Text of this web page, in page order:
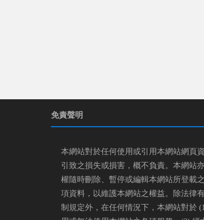
免責聲明
本網站對於任何使用或引用本網站網頁
引致之損失或損害，概不負責。本網站
權隨時刪除、暫停或編輯本網站所登載
項資料，以維護本網站之權益。除法律
制規定外，在任何情況下，本網站對於